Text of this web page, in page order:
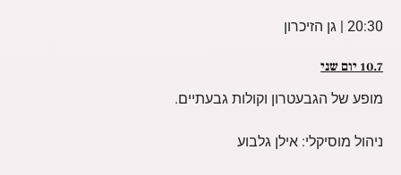
20:30 | גן הזיכרון
10.7 יום שני
מופע של הגבעטרון וקולות גבעתיים.
ניהול מוסיקלי: אילן גלבוע